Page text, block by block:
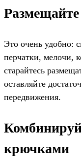
Размещайте
Это очень удобно:
перчатки, мелочи,
старайтесь
оставляйте
передвижения.
крючками